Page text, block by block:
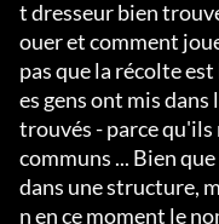
t dresseur bien
ouer et comment
pas que la récolte est
es gens ont mis dans
trouvés - parce qu'ils
communs ... Bien
dans une structure,
n en ce moment le